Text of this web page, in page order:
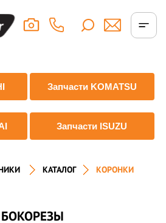
Запчасти KOMATSU
Запчасти ISUZU
КАТАЛОГ
КОРОНКИ